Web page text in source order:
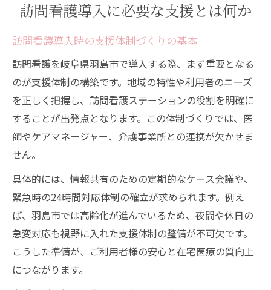
訪問看護導入に必要な支援とは何か
訪問看護導入時の支援体制づくりの基本
訪問看護を岐阜県羽島市で導入する際、まず重要となる
のが支援体制の構築です。地域の特性や利用者のニーズ
を正しく把握し、訪問看護ステーションの役割を明確に
することが出発点となります。この体制づくりでは、医
師やケアマネージャー、介護事業所との連携が欠かせま
せん。
具体的には、情報共有のための定期的なケース会議や、
緊急時の24時間対応体制の確立が求められます。例え
ば、羽島市では高齢化が進んでいるため、夜間や休日の
急変対応も視野に入れた支援体制の整備が不可欠です。
こうした準備が、ご利用者様の安心と在宅医療の質向上
につながります。